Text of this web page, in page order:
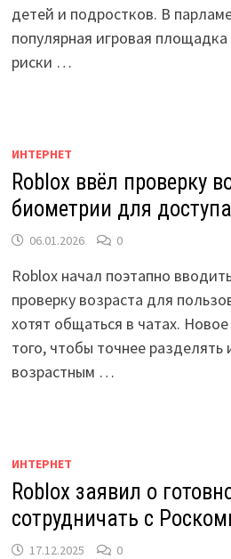
детей и подростков. В
популярная игровая
риски …
ИНТЕРНЕТ
Roblox ввёл проверку
биометрии для
06.01.2026 0
Roblox начал поэтапно
проверку возраста для
хотят общаться в чатах.
того, чтобы точнее разделять
возрастным …
ИНТЕРНЕТ
Roblox заявил о
сотрудничать с
17.12.2025 0